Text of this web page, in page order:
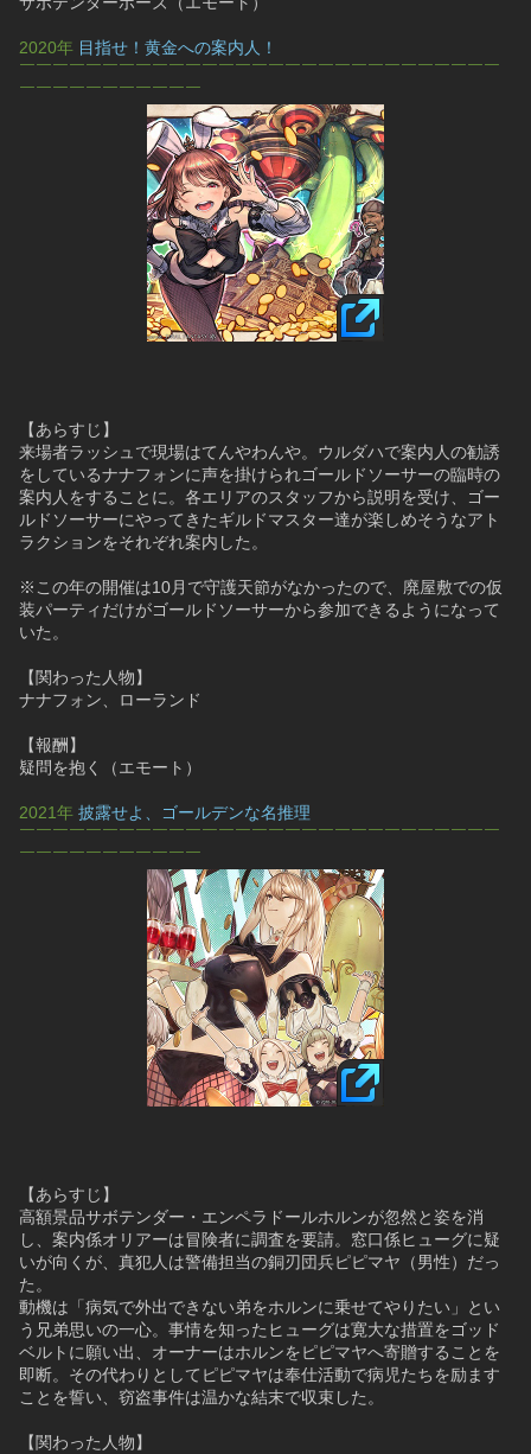
2020年 目指せ！黄金への案内人！
￣￣￣￣￣￣￣￣￣￣￣￣￣￣￣￣￣￣￣￣￣￣￣￣￣￣￣￣￣
￣￣￣￣￣￣￣￣￣￣￣
【あらすじ】
来場者ラッシュで現場はてんやわんや。ウルダハで案内人の勧誘
をしているナナフォンに声を掛けられゴールドソーサーの臨時の
案内人をすることに。各エリアのスタッフから説明を受け、ゴー
ルドソーサーにやってきたギルドマスター達が楽しめそうなアト
ラクションをそれぞれ案内した。
※この年の開催は10月で守護天節がなかったので、廃屋敷での仮
装パーティだけがゴールドソーサーから参加できるようになって
いた。
【関わった人物】
ナナフォン、ローランド
【報酬】
疑問を抱く（エモート）
2021年 披露せよ、ゴールデンな名推理
￣￣￣￣￣￣￣￣￣￣￣￣￣￣￣￣￣￣￣￣￣￣￣￣￣￣￣￣￣
￣￣￣￣￣￣￣￣￣￣￣
【あらすじ】
高額景品サボテンダー・エンペラドールホルンが忽然と姿を消
し、案内係オリアーは冒険者に調査を要請。窓口係ヒューグに疑
いが向くが、真犯人は警備担当の銅刃団兵ピピマヤ（男性）だっ
た。
動機は「病気で外出できない弟をホルンに乗せてやりたい」とい
う兄弟思いの一心。事情を知ったヒューグは寛大な措置をゴッド
ベルトに願い出、オーナーはホルンをピピマヤへ寄贈することを
即断。その代わりとしてピピマヤは奉仕活動で病児たちを励ます
ことを誓い、窃盗事件は温かな結末で収束した。
【関わった人物】